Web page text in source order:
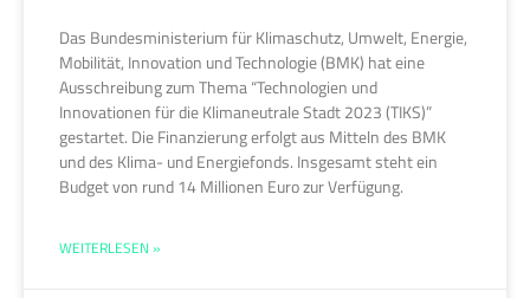
Das Bundesministerium für Klimaschutz, Umwelt, Energie,
Mobilität, Innovation und Technologie (BMK) hat eine
Ausschreibung zum Thema “Technologien und
Innovationen für die Klimaneutrale Stadt 2023 (TIKS)”
gestartet. Die Finanzierung erfolgt aus Mitteln des BMK
und des Klima- und Energiefonds. Insgesamt steht ein
Budget von rund 14 Millionen Euro zur Verfügung.
WEITERLESEN »